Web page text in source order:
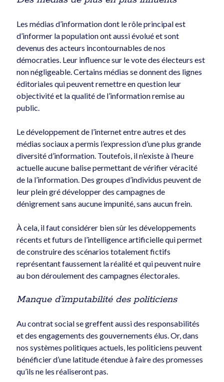
Les médias d’information dont le rôle principal est
d’informer la population ont aussi évolué et sont
devenus des acteurs incontournables de nos
démocraties. Leur influence sur le vote des électeurs est
non négligeable. Certains médias se donnent des lignes
éditoriales qui peuvent remettre en question leur
objectivité et la qualité de l’information remise au
public.
Le développement de l’internet entre autres et des
médias sociaux a permis l’expression d’une plus grande
diversité d’information. Toutefois, il n’existe à l’heure
actuelle aucune balise permettant de vérifier véracité
de la l’information. Des groupes d’individus peuvent de
leur plein gré développer des campagnes de
dénigrement sans aucune impunité, sans aucun frein.
À cela, il faut considérer bien sûr les développements
récents et futurs de l’intelligence artificielle qui permet
de construire des scénarios totalement fictifs
représentant faussement la réalité et qui peuvent nuire
au bon déroulement des campagnes électorales.
Manque d’imputabilité des politiciens
Au contrat social se greffent aussi des responsabilités
et des engagements des gouvernements élus. Or, dans
nos systèmes politiques actuels, les politiciens peuvent
bénéficier d’une latitude étendue à faire des promesses
qu’ils ne les réaliseront pas.